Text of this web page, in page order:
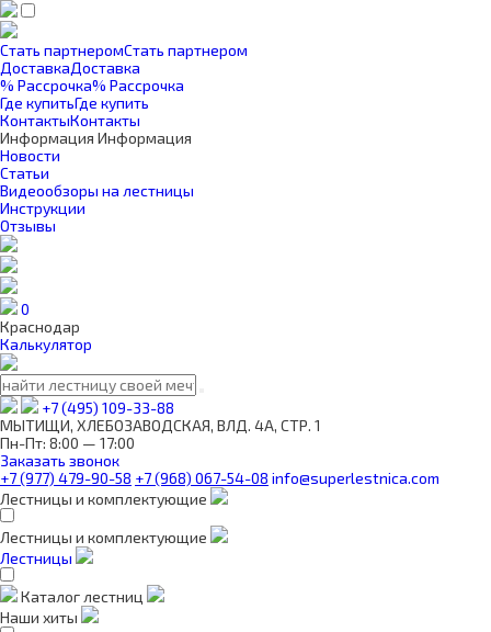
Стать партнеромСтать партнером
ДоставкаДоставка
% Рассрочка% Рассрочка
Где купитьГде купить
КонтактыКонтакты
Информация Информация
Новости
Статьи
Видеообзоры на лестницы
Инструкции
Отзывы
0
Краснодар
Калькулятор
+7 (495) 109-33-88
МЫТИЩИ, ХЛЕБОЗАВОДСКАЯ, ВЛД. 4А, СТР. 1
Пн-Пт: 8:00 — 17:00
Заказать звонок
+7 (977) 479-90-58 +7 (968) 067-54-08 info@superlestnica.com
Лестницы и комплектующие
Лестницы и комплектующие
Лестницы
Каталог лестниц
Наши хиты